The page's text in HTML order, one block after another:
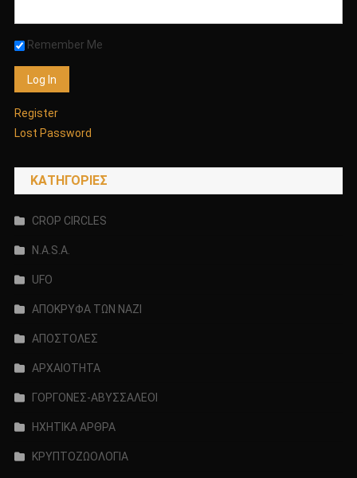
Remember Me
Register
Lost Password
KΑΤΗΓΟΡΊΕΣ
CROP CIRCLES
N.A.S.A.
UFO
ΑΠΟΚΡΥΦΑ ΤΩΝ ΝΑΖΙ
ΑΠΟΣΤΟΛΕΣ
ΑΡΧΑΙΟΤΗΤΑ
ΓΟΡΓΟΝΕΣ-ΑΒΥΣΣΑΛΕΟΙ
ΗΧΗΤΙΚΑ ΑΡΘΡΑ
ΚΡΥΠΤΟΖΩΟΛΟΓΙΑ